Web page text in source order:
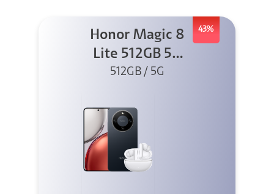
43%
Honor Magic 8
Lite 512GB 5G
Negro + X8I
512GB / 5G